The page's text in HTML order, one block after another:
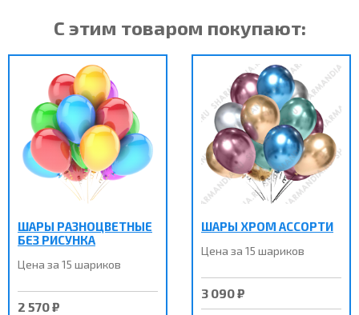
С этим товаром покупают:
ШАРЫ РАЗНОЦВЕТНЫЕ
БЕЗ РИСУНКА
Цена за 15 шариков
2 570 ₽
ШАРЫ ХРОМ АССОРТИ
Цена за 15 шариков
3 090 ₽